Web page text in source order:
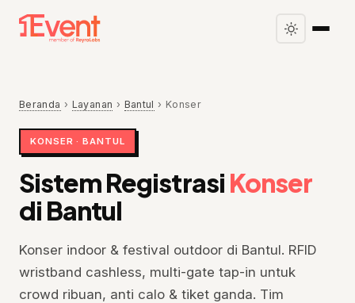
Beranda › Layanan › Bantul › Konser
KONSER · BANTUL
Sistem Registrasi Konser
di Bantul
Konser indoor & festival outdoor di Bantul. RFID
wristband cashless, multi-gate tap-in untuk
crowd ribuan, anti calo & tiket ganda. Tim